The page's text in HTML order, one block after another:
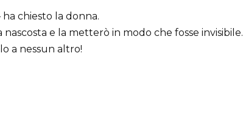
chiesto la donna.
e la metterò in modo che fosse invisibile.
a nessun altro!